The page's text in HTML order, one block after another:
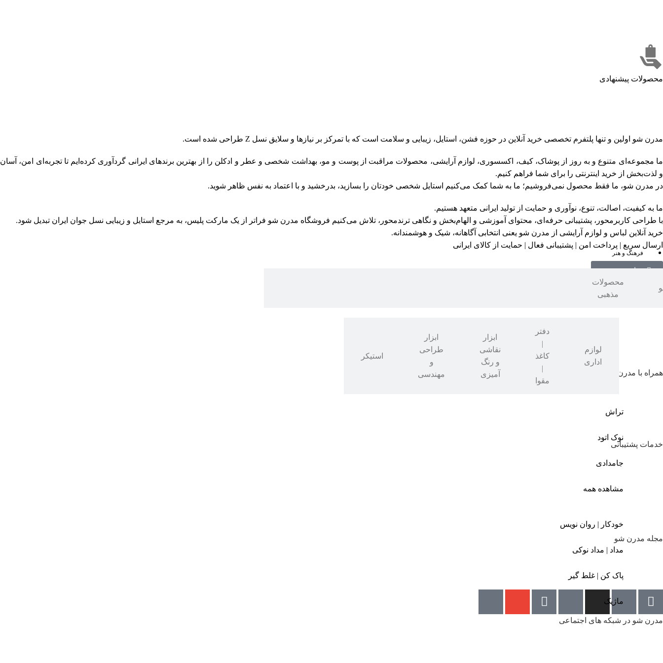
فرهنگ و هنر
محصولات
مذهبی
لوازم
اداری
دفتر
|
کاغذ
|
مقوا
ابزار
نقاشی
و رنگ
آمیزی
ابزار
طراحی
و
مهندسی
استیکر
تراش
نوک اتود
جامدادی
مشاهده همه
خودکار | روان نویس
مداد | مداد نوکی
پاک کن | غلط گیر
ماژیک
محصولات پیشنهادی
مدرن شو اولین و تنها پلتفرم تخصصی خرید آنلاین در حوزه فشن، استایل، زیبایی و سلامت است که با تمرکز بر نیازها و سلایق نسل Z طراحی شده است.
ما مجموعه‌ای متنوع و به‌ روز از پوشاک، کیف، اکسسوری، لوازم آرایشی، محصولات مراقبت از پوست و مو، بهداشت شخصی و عطر و ادکلن را از بهترین برندهای ایرانی گردآوری کرده‌ایم تا تجربه‌ای امن، آسان
و لذت‌بخش از خرید اینترنتی را برای شما فراهم کنیم.
در مدرن شو، ما فقط محصول نمی‌فروشیم؛ ما به شما کمک می‌کنیم استایل شخصی خودتان را بسازید، بدرخشید و با اعتماد به‌ نفس ظاهر شوید.
ما به کیفیت، اصالت، تنوع، نوآوری و حمایت از تولید ایرانی متعهد هستیم.
با طراحی کاربرمحور، پشتیبانی حرفه‌ای، محتوای آموزشی و الهام‌بخش و نگاهی ترندمحور، تلاش می‌کنیم فروشگاه مدرن شو فراتر از یک مارکت‌ پلیس، به مرجع استایل و زیبایی نسل جوان ایران تبدیل شود.
خرید آنلاین لباس و لوازم آرایشی از مدرن شو یعنی انتخابی آگاهانه، شیک و هوشمندانه.
ارسال سریع | پرداخت امن | پشتیبانی فعال | حمایت از کالای ایرانی
مشاهده بیشتر
مقررات فروش اینترنتی مدرن شو
همراه با مدرن شو
خدمات پشتیبانی
سیاست مرجوعی کالا
مجله مدرن شو
مجله مدرن شو
مدرن شو در شبکه های اجتماعی